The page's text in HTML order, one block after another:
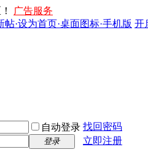
广告服务
帖·设为首页·桌面图标·手机版 开
自动登录 找回密码
登录 立即注册